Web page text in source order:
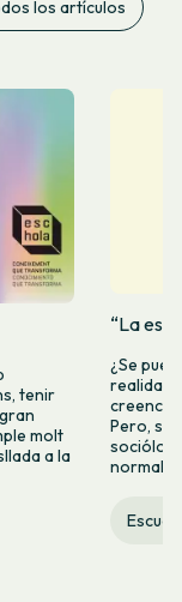
los artículos
tenir
molt
a la
“La
¿Se
realidad
creencia
Pero,